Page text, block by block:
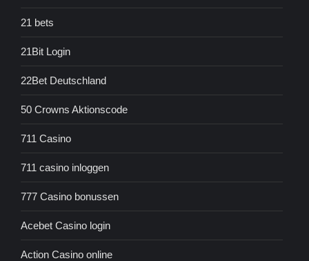
21 bets
21Bit Login
22Bet Deutschland
50 Crowns Aktionscode
711 Casino
711 casino inloggen
777 Casino bonussen
Acebet Casino login
Action Casino online